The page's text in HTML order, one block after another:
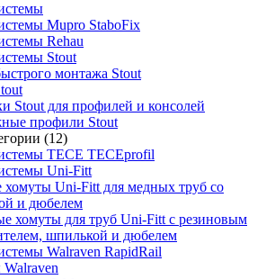
Mupro StaboFix
Rehau
Stout
монтажа Stout
Stout для профилей и консолей
профили Stout
(12)
TECE TECEprofil
Uni-Fitt
Uni-Fitt для медных труб со
и дюбелем
хомуты для труб Uni-Fitt с резиновым
шпилькой и дюбелем
Walraven RapidRail